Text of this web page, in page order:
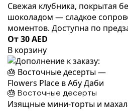
Свежая клубника, покрытая
шоколадом — сладкое
моментов. Доступна по
От 30 AED
В корзину
🎂 Восточные десерты
Изящные мини-торты и